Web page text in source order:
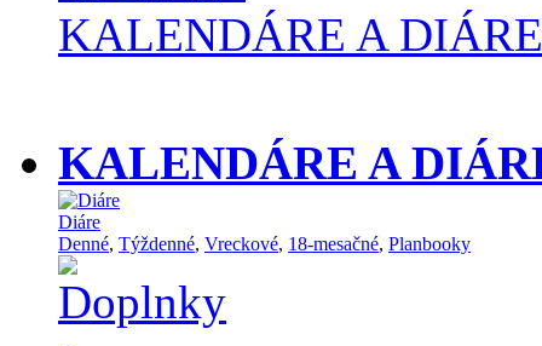
KALENDÁRE A DIÁRE
KALENDÁRE A
Diáre
Denné, Týždenné, Vreckové, 18-mesačné, Planbooky